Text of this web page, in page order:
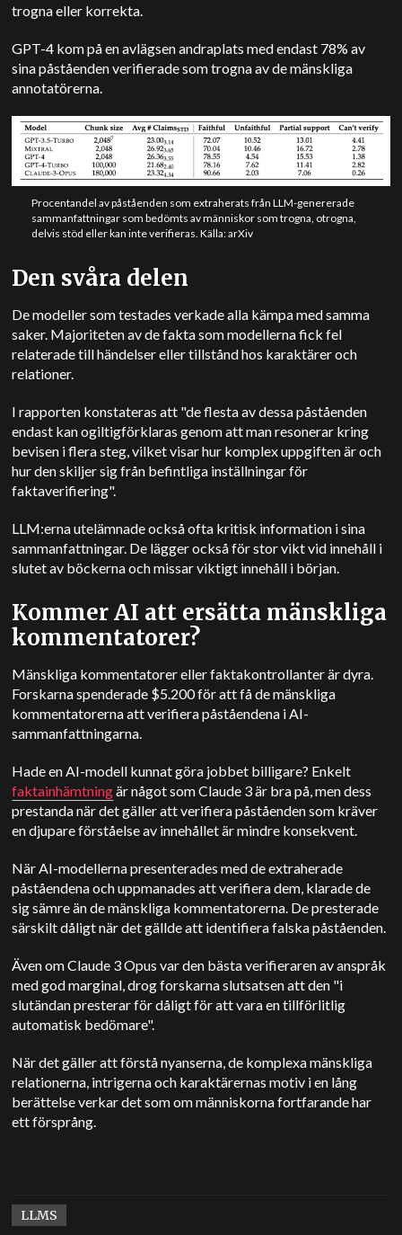
trogna eller korrekta.
GPT-4 kom på en avlägsen andraplats med endast 78% av
sina påståenden verifierade som trogna av de mänskliga
annotatörerna.
Procentandel av påståenden som extraherats från LLM-genererade
sammanfattningar som bedömts av människor som trogna, otrogna,
delvis stöd eller kan inte verifieras. Källa: arXiv
Den svåra delen
De modeller som testades verkade alla kämpa med samma
saker. Majoriteten av de fakta som modellerna fick fel
relaterade till händelser eller tillstånd hos karaktärer och
relationer.
I rapporten konstateras att "de flesta av dessa påståenden
endast kan ogiltigförklaras genom att man resonerar kring
bevisen i flera steg, vilket visar hur komplex uppgiften är och
hur den skiljer sig från befintliga inställningar för
faktaverifiering".
LLM:erna utelämnade också ofta kritisk information i sina
sammanfattningar. De lägger också för stor vikt vid innehåll i
slutet av böckerna och missar viktigt innehåll i början.
Kommer AI att ersätta mänskliga
kommentatorer?
Mänskliga kommentatorer eller faktakontrollanter är dyra.
Forskarna spenderade $5.200 för att få de mänskliga
kommentatorerna att verifiera påståendena i AI-
sammanfattningarna.
Hade en AI-modell kunnat göra jobbet billigare? Enkelt
faktainhämtningär något som Claude 3 är bra på, men dess
prestanda när det gäller att verifiera påståenden som kräver
en djupare förståelse av innehållet är mindre konsekvent.
När AI-modellerna presenterades med de extraherade
påståendena och uppmanades att verifiera dem, klarade de
sig sämre än de mänskliga kommentatorerna. De presterade
särskilt dåligt när det gällde att identifiera falska påståenden.
Även om Claude 3 Opus var den bästa verifieraren av anspråk
med god marginal, drog forskarna slutsatsen att den "i
slutändan presterar för dåligt för att vara en tillförlitlig
automatisk bedömare".
När det gäller att förstå nyanserna, de komplexa mänskliga
relationerna, intrigerna och karaktärernas motiv i en lång
berättelse verkar det som om människorna fortfarande har
ett försprång.
LLMS